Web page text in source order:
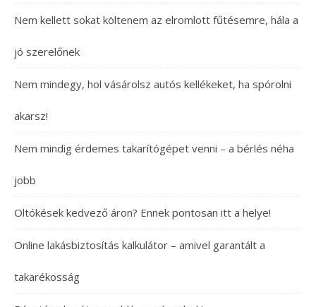
Nem kellett sokat költenem az elromlott fűtésemre, hála a
jó szerelőnek
Nem mindegy, hol vásárolsz autós kellékeket, ha spórolni
akarsz!
Nem mindig érdemes takarítógépet venni – a bérlés néha
jobb
Oltókések kedvező áron? Ennek pontosan itt a helye!
Online lakásbiztosítás kalkulátor – amivel garantált a
takarékosság